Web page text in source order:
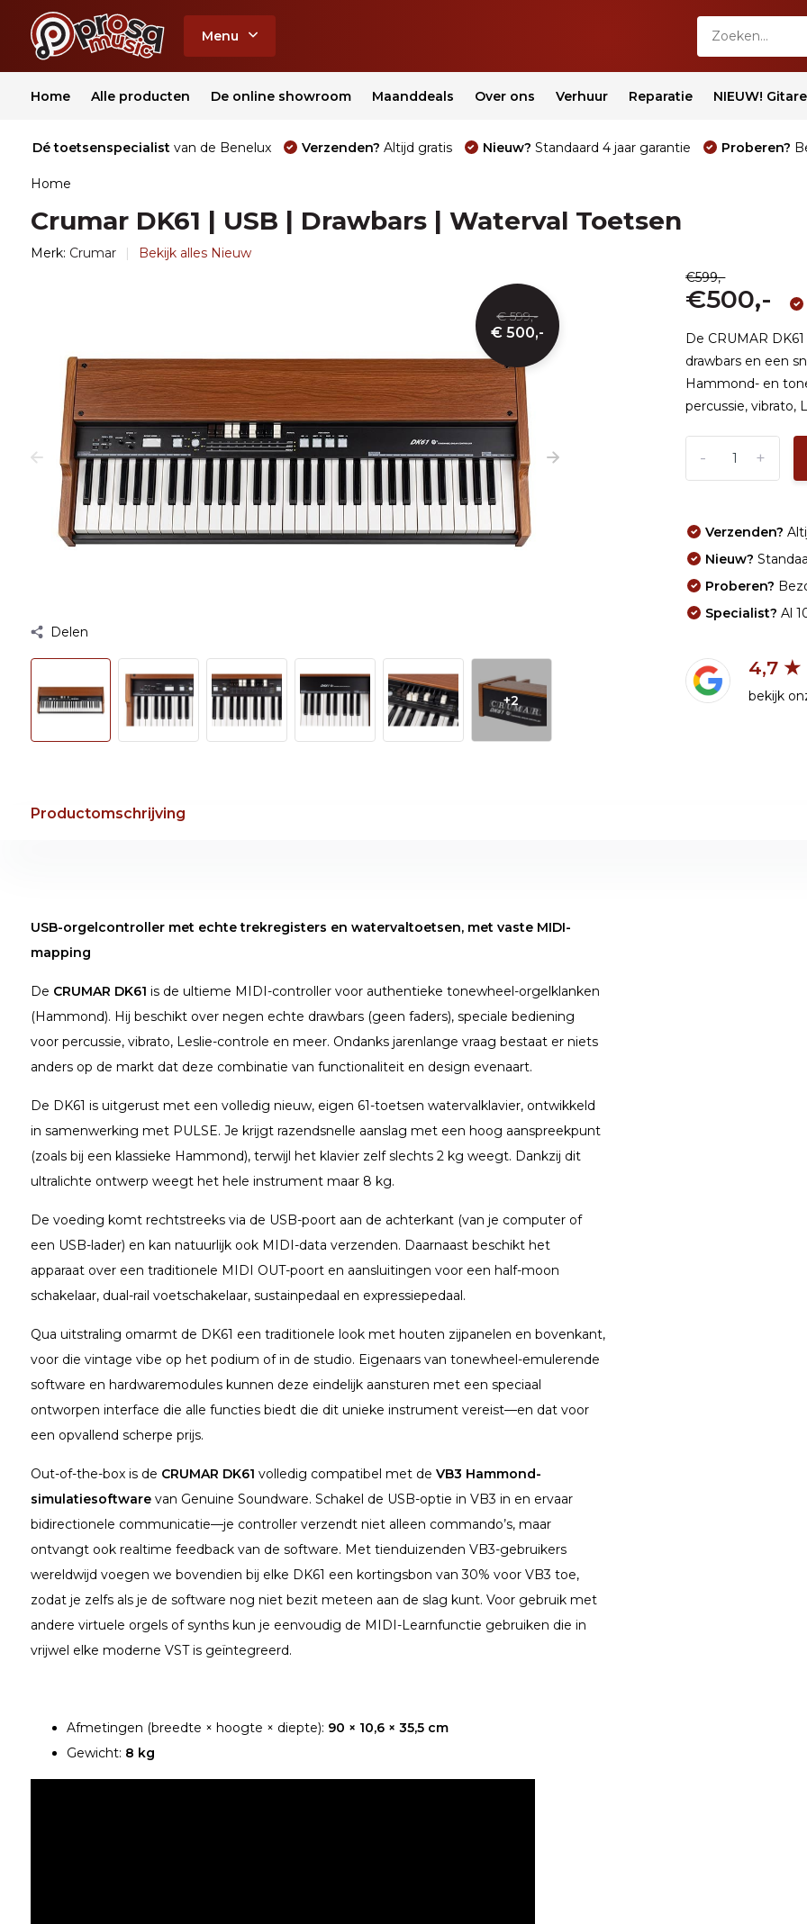
Menu
Home Alle producten De online showroom Maanddeals Over ons Verhuur Reparatie NIEUW!
Dé toetsenspecialist van de Benelux Verzenden? Altijd gratis Nieuw? Standaard 4 jaar garantie Proberen?
Home
Crumar DK61 | USB | Drawbars | Waterval Toetsen
Merk: Crumar Bekijk alles Nieuw
€ 599,-
€ 500,-
Delen
+2
€599,-
€500,-
De CRUMAR
drawbars en een
Hammond- en
percussie, vibrato,
+
-
Verzenden?
Nieuw?
Proberen?
Specialist? Al
4,7 ★
bekijk
Productomschrijving
USB-orgelcontroller met echte trekregisters en watervaltoetsen, met vaste MIDI-
mapping
De CRUMAR DK61 is de ultieme MIDI-controller voor authentieke tonewheel-orgelklanken
(Hammond). Hij beschikt over negen echte drawbars (geen faders), speciale bediening
voor percussie, vibrato, Leslie-controle en meer. Ondanks jarenlange vraag bestaat er niets
anders op de markt dat deze combinatie van functionaliteit en design evenaart.
De DK61 is uitgerust met een volledig nieuw, eigen 61-toetsen watervalklavier, ontwikkeld
in samenwerking met PULSE. Je krijgt razendsnelle aanslag met een hoog aanspreekpunt
(zoals bij een klassieke Hammond), terwijl het klavier zelf slechts 2 kg weegt. Dankzij dit
ultralichte ontwerp weegt het hele instrument maar 8 kg.
De voeding komt rechtstreeks via de USB-poort aan de achterkant (van je computer of
een USB-lader) en kan natuurlijk ook MIDI-data verzenden. Daarnaast beschikt het
apparaat over een traditionele MIDI OUT-poort en aansluitingen voor een half-moon
schakelaar, dual-rail voetschakelaar, sustainpedaal en expressiepedaal.
Qua uitstraling omarmt de DK61 een traditionele look met houten zijpanelen en bovenkant,
voor die vintage vibe op het podium of in de studio. Eigenaars van tonewheel-emulerende
software en hardwaremodules kunnen deze eindelijk aansturen met een speciaal
ontworpen interface die alle functies biedt die dit unieke instrument vereist—en dat voor
een opvallend scherpe prijs.
Out-of-the-box is de CRUMAR DK61 volledig compatibel met de VB3 Hammond-
simulatiesoftwarevan Genuine Soundware. Schakel de USB-optie in VB3 in en ervaar
bidirectionele communicatie—je controller verzendt niet alleen commando’s, maar
ontvangt ook realtime feedback van de software. Met tienduizenden VB3-gebruikers
wereldwijd voegen we bovendien bij elke DK61 een kortingsbon van 30% voor VB3 toe,
zodat je zelfs als je de software nog niet bezit meteen aan de slag kunt. Voor gebruik met
andere virtuele orgels of synths kun je eenvoudig de MIDI-Learnfunctie gebruiken die in
vrijwel elke moderne VST is geïntegreerd.
Afmetingen (breedte × hoogte × diepte): 90 × 10,6 × 35,5 cm
Gewicht: 8 kg